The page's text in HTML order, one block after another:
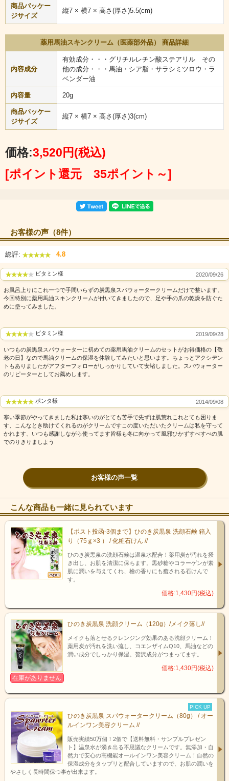
セット内容
スパウォータークリームはこれひとつで6役の働きをする高機能クリ
ームです。お肌に弾力を与えて保護する天然由来成分を配合してお
り、寝ている間にたっぷりと潤いを与えて乾燥からお肌を守り、若々
しい素肌へと導きます。
商品パッケー
ジサイズ
縦7 × 横7 × 高さ(厚さ)5.5(cm)
薬用馬油スキンクリーム（医薬部外品） 商品詳細
内容成分
有効成分・・・グリチルレチン酸ステアリル その
他の成分・・・馬油・シア脂・サラシミツロウ・ラ
ベンダー油
内容量 20g
商品パッケー
ジサイズ
縦7 × 横7 × 高さ(厚さ)3(cm)
価格:3,520円(税込)
[ポイント還元 35ポイント～]
お客様の声（8件）
総評: 4.8
ビタミン様 2020/09/26
お風呂上りにこれ一つで手間いらずの炭黒泉スパウォータークリームだけで整います。
今回特別に薬用馬油スキンクリームが付いてきましたので、足や手の爪の乾燥を防ぐた
めに塗ってみました。
ビタミン様 2019/09/28
いつもの炭黒泉スパウォーターに初めての薬用馬油クリームのセットがお得価格の【敬
老の日】なので馬油クリームの保湿を体験してみたいと思います。ちょっとアクシデン
トもありましたがアフターフォローがしっかりしていて安堵しました。スパウォーター
のリピーターとしてお薦めします。
ポンタ様 2014/09/08
寒い季節がやってきました私は寒いのがとても苦手で先ずは肌荒れこれとても困りま
す、こんなとき助けてくれるのがクリームですこの度いただいたクリームは私を守って
かれます、いつも感謝しながら使ってます皆様も冬に向かって風邪ひかずすべすべの肌
でのりきりましよう
お客様の声一覧
こんな商品も一緒に見られています
【ポスト投函-3個まで】ひのき炭黒泉 洗顔石鹸 箱入
り（75ｇ×3 ） / 化粧石けん //
ひのき炭黒泉の洗顔石鹸は温泉水配合！薬用炭が汚れを掻
き出し、お肌を清潔に保ちます。黒砂糖やコラーゲンが素
肌に潤いを与えてくれ、檜の香りにも癒される石けんで
す。
価格:1,430円(税込)
ひのき炭黒泉 洗顔クリーム（120g）/メイク落し//
メイクも落とせるクレンジング効果のある洗顔クリーム！
薬用炭が汚れを洗い流し、コエンザイムQ10、馬油などの
潤い成分でしっかり保湿。贅沢成分がつまってます。
価格:1,430円(税込)
在庫がありません
PICK UP
ひのき炭黒泉 スパウォータークリーム（80g） / オー
ルインワン美容クリーム //
販売実績50万個！2個で【送料無料・サンプルプレゼン
ト】温泉水が湧き出る不思議なクリームです。無添加・自
然力で安心の高機能オールインワン美容クリーム！自然の
保湿成分をタップリと配合していますので、お肌の潤いを
やさしく長時間保つ事が出来ます。